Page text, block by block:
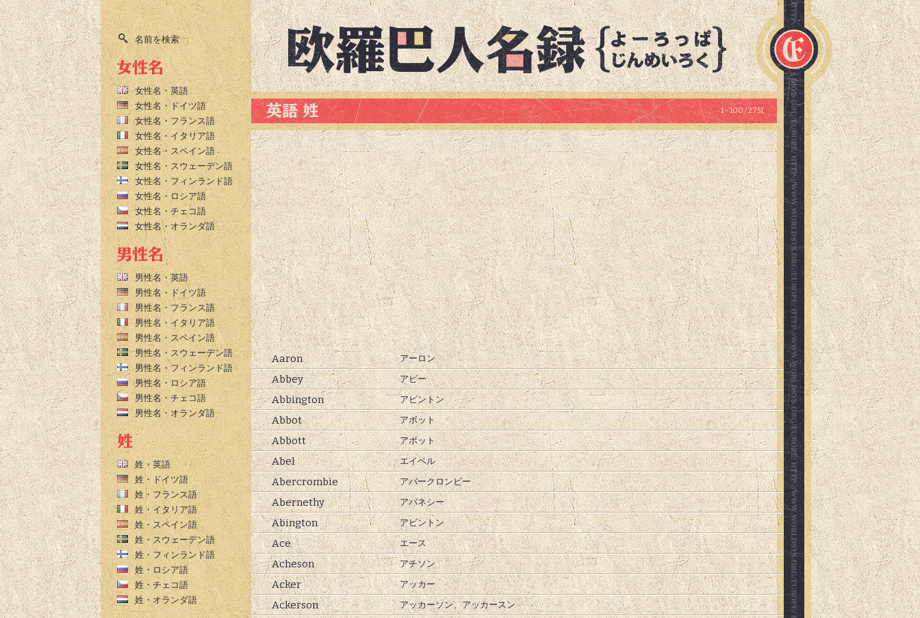
1 - 100 / 2751
Aaron アーロン
Abbey アビー
Abbington アビントン
Abbot アボット
Abbott アボット
Abel エイベル
Abercrombie アバークロンビー
Abernethy アバネシー
Abington アビントン
Ace エース
Acheson アチソン
Acker アッカー
Ackerson アッカーソン、アッカースン
名前を検索
女性名・英語
女性名・ドイツ語
女性名・フランス語
女性名・イタリア語
女性名・スペイン語
女性名・スウェーデン語
女性名・フィンランド語
女性名・ロシア語
女性名・チェコ語
女性名・オランダ語
男性名・英語
男性名・ドイツ語
男性名・フランス語
男性名・イタリア語
男性名・スペイン語
男性名・スウェーデン語
男性名・フィンランド語
男性名・ロシア語
男性名・チェコ語
男性名・オランダ語
姓・英語
姓・ドイツ語
姓・フランス語
姓・イタリア語
姓・スペイン語
姓・スウェーデン語
姓・フィンランド語
姓・ロシア語
姓・チェコ語
姓・オランダ語